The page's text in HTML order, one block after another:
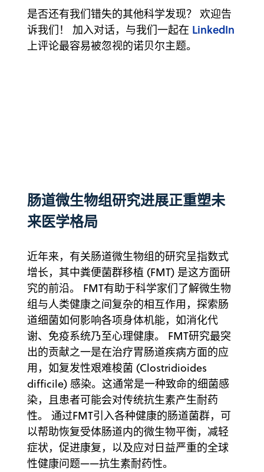
是否还有我们错失的其他科学发现？ 欢迎告
诉我们！ 加入对话，与我们一起在 LinkedIn
上评论最容易被忽视的诺贝尔主题。
肠道微生物组研究进展正重塑未
来医学格局
近年来，有关肠道微生物组的研究呈指数式
增长，其中粪便菌群移植 (FMT) 是这方面研
究的前沿。 FMT有助于科学家们了解微生物
组与人类健康之间复杂的相互作用，探索肠
道细菌如何影响各项身体机能，如消化代
谢、免疫系统乃至心理健康。 FMT研究最突
出的贡献之一是在治疗胃肠道疾病方面的应
用，如复发性艰难梭菌 (Clostridioides
difficile) 感染。这通常是一种致命的细菌感
染，且患者可能会对传统抗生素产生耐药
性。 通过FMT引入各种健康的肠道菌群，可
以帮助恢复受体肠道内的微生物平衡，减轻
症状，促进康复，以及应对日益严重的全球
性健康问题——抗生素耐药性。